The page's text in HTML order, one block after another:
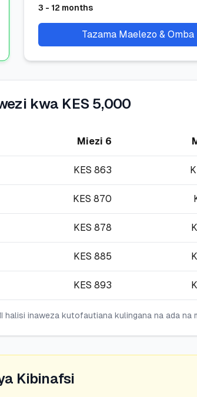
3 -12 months
Tazama Maelezo & Omba
kwa KES 5,000
Miezi 6
KES 863
KES 870
KES 878
KES 885
KES 893
halisi inaweza kutofautiana kulingana na ada na
Kibinafsi